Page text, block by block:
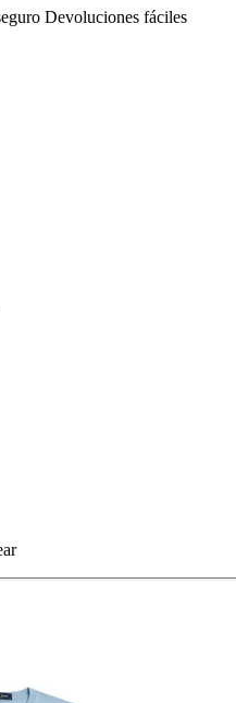
Devoluciones fáciles